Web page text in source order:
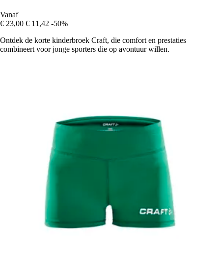
Vanaf
€ 23,00 € 11,42 -50%
Ontdek de korte kinderbroek Craft, die comfort en prestaties
combineert voor jonge sporters die op avontuur willen.